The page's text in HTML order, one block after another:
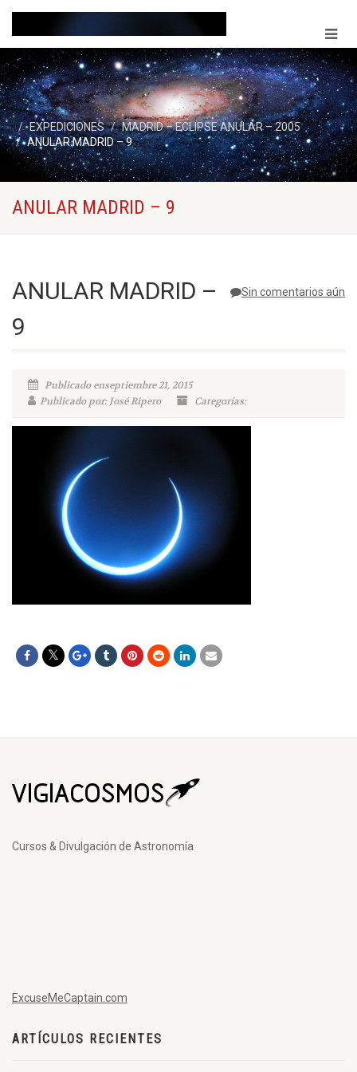
EXPEDICIONES
MADRID – ECLIPSE ANULAR – 2005
ANULAR MADRID – 9
ANULAR MADRID – 9
Sin comentarios aún
ANULAR MADRID –
9
Publicado enseptiembre 21, 2015
Publicado por: José Ripero
Categorías:
Cursos & Divulgación de Astronomía
ExcuseMeCaptain.com
ARTÍCULOS RECIENTES